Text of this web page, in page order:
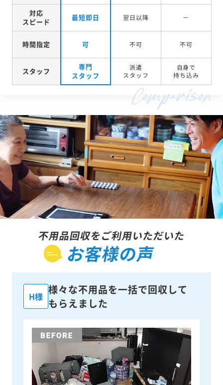
対応
スピード
最短即日 翌日以降 －
時間指定 可 不可 不可
スタッフ
専門
スタッフ
派遣
スタッフ
自身で
持ち込み
不用品回収をご利用いただいた
お客様の声
H様
様々な不用品を一括で回収して
もらえました